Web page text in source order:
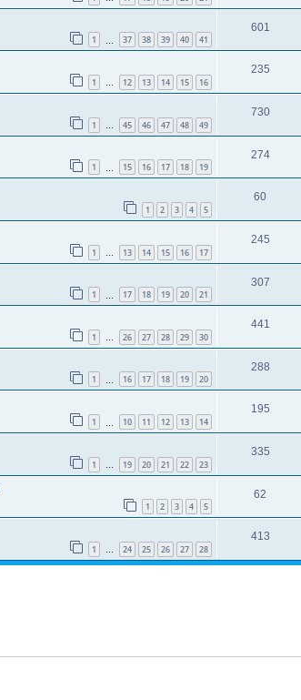
1 37 38 39 40 41
601
1 … 12 13 14 15 16
235
1 … 45 46 47 48 49
730
1 15 16 17 18 19
274
1 2 3 4 5
60
1 13 14 15 16 17
245
1 17 18 19 20 21
307
1 … 26 27 28 29 30
441
1 16 17 18 19 20
288
1 10 11 12 13 14
195
1 … 19 20 21 22 23
335
1 2 3 4 5
62
1 … 24 25 26 27 28
413